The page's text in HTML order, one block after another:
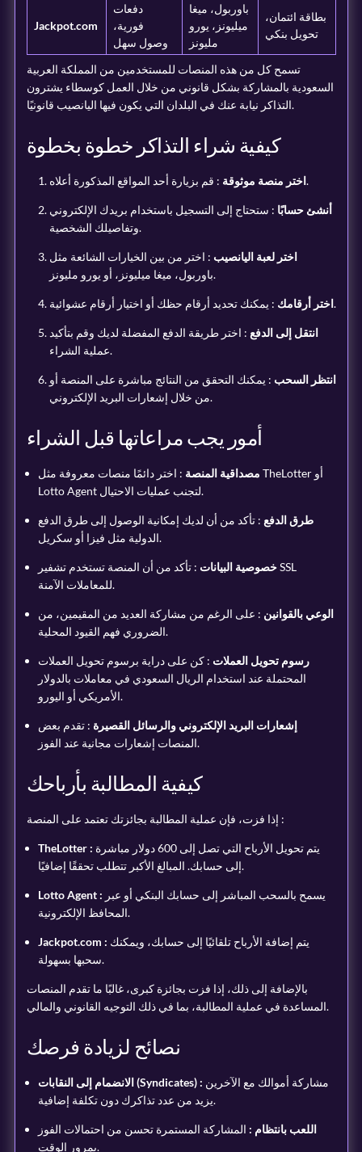
Jackpot.com
دفعات
فورية،
وصول سهل
باوربول، ميغا
ميليونز، يورو
مليونز
بطاقة ائتمان،
تحويل بنكي
تسمح كل من هذه المنصات للمستخدمين من المملكة العربية
السعودية بالمشاركة بشكل قانوني من خلال العمل كوسطاء يشترون
التذاكر نيابة عنك في البلدان التي يكون فيها اليانصيب قانونيًا.
كيفية شراء التذاكر خطوة بخطوة
اختر منصة موثوقة: قم بزيارة أحد المواقع المذكورة أعلاه.
أنشئ حسابًا : ستحتاج إلى التسجيل باستخدام بريدك الإلكتروني
وتفاصيلك الشخصية.
اختر لعبة اليانصيب : اختر من بين الخيارات الشائعة مثل
باوربول، ميغا ميليونز، أو يورو مليونز.
اختر أرقامك: يمكنك تحديد أرقام حظك أو اختيار أرقام عشوائية.
انتقل إلى الدفع : اختر طريقة الدفع المفضلة لديك وقم بتأكيد
عملية الشراء.
انتظر السحب : يمكنك التحقق من النتائج مباشرة على المنصة أو
من خلال إشعارات البريد الإلكتروني.
أمور يجب مراعاتها قبل الشراء
مصداقية المنصة : اختر دائمًا منصات معروفة مثل TheLotter أو
Lotto Agent لتجنب عمليات الاحتيال.
طرق الدفع : تأكد من أن لديك إمكانية الوصول إلى طرق الدفع
الدولية مثل فيزا أو سكريل.
خصوصية البيانات : تأكد من أن المنصة تستخدم تشفير SSL
للمعاملات الآمنة.
الوعي بالقوانين : على الرغم من مشاركة العديد من المقيمين، من
الضروري فهم القيود المحلية.
رسوم تحويل العملات : كن على دراية برسوم تحويل العملات
المحتملة عند استخدام الريال السعودي في معاملات بالدولار
الأمريكي أو اليورو.
إشعارات البريد الإلكتروني والرسائل القصيرة : تقدم بعض
المنصات إشعارات مجانية عند الفوز.
كيفية المطالبة بأرباحك
إذا فزت، فإن عملية المطالبة بجائزتك تعتمد على المنصة :
TheLotter :
إلى حسابك. المبالغ الأكبر تتطلب تحققًا إضافيًا.
Lotto Agent :
المحافظ الإلكترونية.
Jackpot.com :
سحبها بسهولة.
بالإضافة إلى ذلك، إذا فزت بجائزة كبرى، غالبًا ما تقدم المنصات
المساعدة في عملية المطالبة، بما في ذلك التوجيه القانوني والمالي.
نصائح لزيادة فرصك
الانضمام إلى النقابات (Syndicates) :
يزيد من عدد تذاكرك دون تكلفة إضافية.
اللعب بانتظام : المشاركة المستمرة تحسن من احتمالات الفوز
بمرور الوقت.